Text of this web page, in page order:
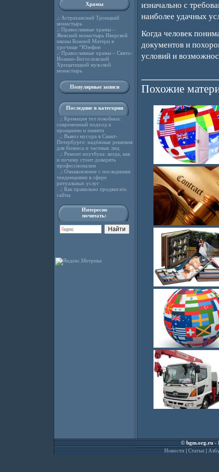
Храмы
.: Астраханский Троицкий
монастырь
.: Православные храмы –
Женский монастырь Иверской
иконы Божией Матери в
урочище “Юзефин
.: Православные храмы – Свято-
Иоанно-Богословский
Хрещатицкий мужской
монастырь
Популярные записи
Последние в категории
.: Кремация тел покойных:
современный подход к
прощанию и памяти
.: Вывоз мусора в Санкт-
Петербурге: надёжные решения
для бизнеса и частных лиц
.: Ремонт ноутбука: когда, как
и почему стоит доверять
профессионалам
.: Ознакомление с последними
тенденциями в сфере
ритуальных услуг
.: Как правильно продвигать
сайты
Интересно
почитать:
изначально с
наиболее удачных
Когда человек
документов и
условий и
Похожие
©bgm.org.ru-
Новости|Статьи|